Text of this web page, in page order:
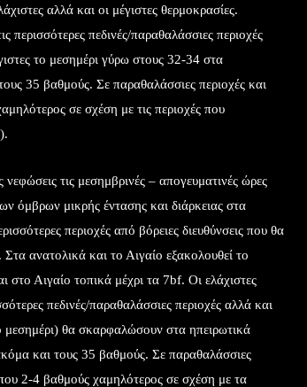
αλλά και οι μέγιστες θερμοκρασίες.
πεδινές/παραθαλάσσιες περιοχές
το μεσημέρι γύρω στους 32-34 στα
35 βαθμούς. Σε παραθαλάσσιες περιοχές και
σε σχέση με τις περιοχές που
τις μεσημβρινές – απογευματινές ώρες
όμβρων μικρής έντασης και διάρκειας στα
περιοχές από βόρειες διευθύνσεις που θα
ανατολικά και το Αιγαίο εξακολουθεί το
στο Αιγαίο τοπικά μέχρι τα 7bf. Οι ελάχιστες
πεδινές/παραθαλάσσιες περιοχές αλλά και
μεσημέρι) θα σκαρφαλώσουν στα ηπειρωτικά
και τους 35 βαθμούς. Σε παραθαλάσσιες
2-4 βαθμούς χαμηλότερος σε σχέση με τα